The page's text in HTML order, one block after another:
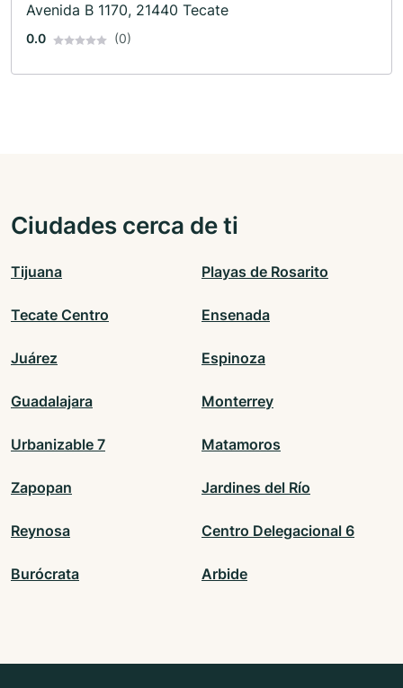
Avenida B 1170, 21440 Tecate
0.0 (0)
Ciudades cerca de ti
Tijuana Playas de Rosarito
Tecate Centro Ensenada
Juárez Espinoza
Guadalajara Monterrey
Urbanizable 7 Matamoros
Zapopan Jardines del Río
Reynosa Centro Delegacional 6
Burócrata Arbide